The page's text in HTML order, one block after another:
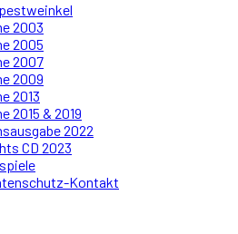
2003
2005
2007
2009
2013
2015 & 2019
2022
CD 2023
Kontakt